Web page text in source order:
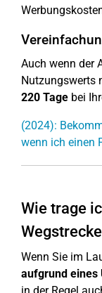
Auch wenn der
Nutzungswerts
220 Tage bei
(2024):
wenn ich einen
Wie trage
Wenn Sie im
aufgrund eines